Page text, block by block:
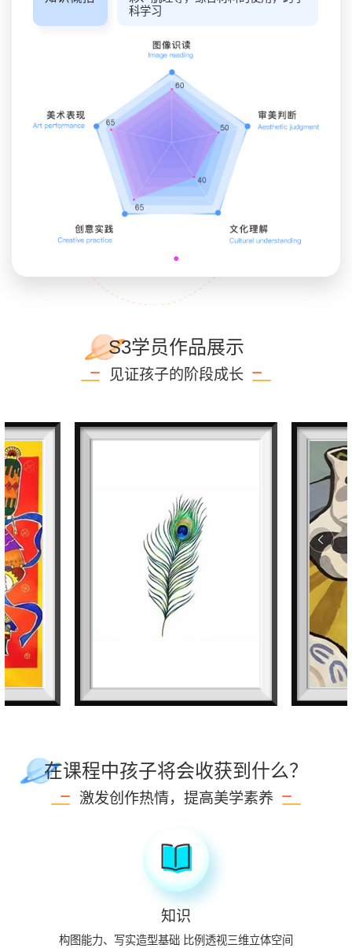
科学习
●
韵律、多样 与统一、比例与尺度、
动感与静态
●
S3学员作品展示
见证孩子的阶段成长
在课程中孩子将会收获到什么？
激发创作热情，提高美学素养
知识
构图能力、写实造型基础 比例透视三维立体空间